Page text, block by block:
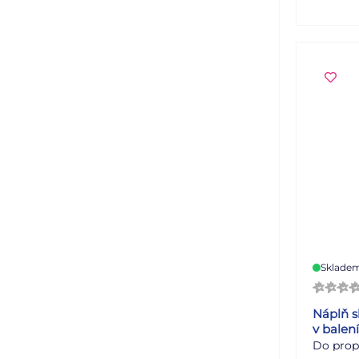
Náplň
v
Do